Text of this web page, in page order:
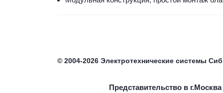
© 2004-2026 Электротехнические системы
Представительство в г.Москва